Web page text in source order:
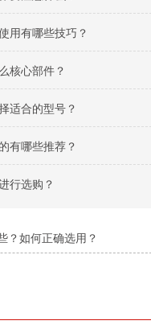
用有哪些技巧？
核心部件？
适合的型号？
有哪些推荐？
行选购？
？如何正确选用？